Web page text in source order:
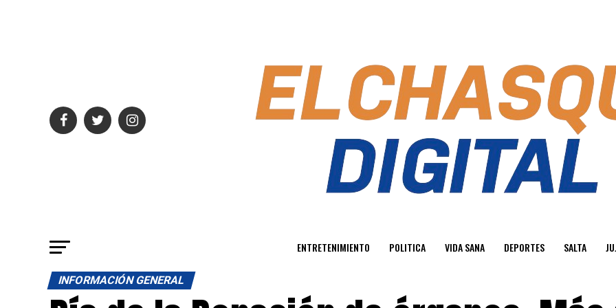
ENTRETENIMIENTO POLITICA VIDA SANA DEPORTES SALTA
INFORMACIÓN GENERAL